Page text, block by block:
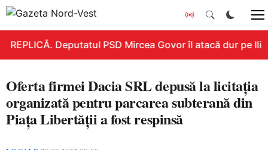
REPLICĂ. Deputatul PSD Mircea Govor îl atacă dur pe
Oferta firmei Dacia SRL depusă la licitația
organizată pentru parcarea subterană din
Piața Libertății a fost respinsă